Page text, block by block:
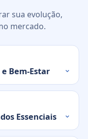
sua evolução,
mercado.
Bem-Estar
Essenciais